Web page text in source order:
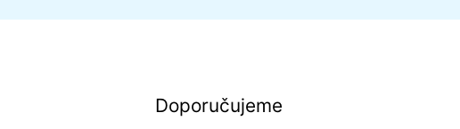
Doporučujeme